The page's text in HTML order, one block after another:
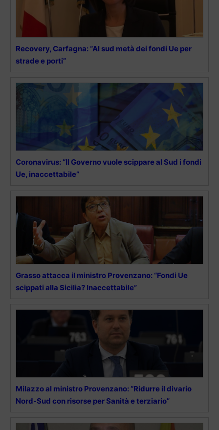
Recovery, Carfagna: “Al sud metà dei fondi Ue per
strade e porti”
Coronavirus: “Il Governo vuole scippare al Sud i fondi
Ue, inaccettabile”
Grasso attacca il ministro Provenzano: “Fondi Ue
scippati alla Sicilia? Inaccettabile”
Milazzo al ministro Provenzano: “Ridurre il divario
Nord-Sud con risorse per Sanità e terziario”